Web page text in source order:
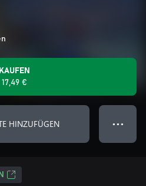
KAUFEN
17,49 €
HINZUFÜGEN ● ● ●